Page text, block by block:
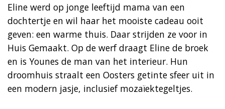
Eline werd op jonge leeftijd mama van een
dochtertje en wil haar het mooiste cadeau ooit
geven: een warme thuis. Daar strijden ze voor in
Huis Gemaakt. Op de werf draagt Eline de broek
en is Younes de man van het interieur. Hun
droomhuis straalt een Oosters getinte sfeer uit in
een modern jasje, inclusief mozaïektegeltjes.